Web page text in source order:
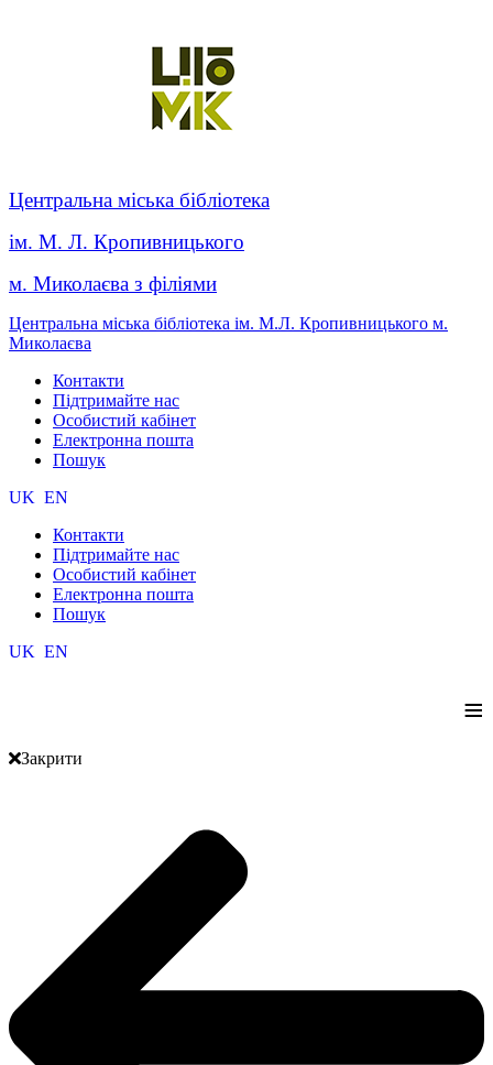
Центральна міська бібліотека
ім. М. Л. Кропивницького
м. Миколаєва з філіями
Центральна міська бібліотека ім. М.Л. Кропивницького м.
Миколаєва
Контакти
Підтримайте нас
Особистий кабінет
Електронна пошта
Пошук
UK EN
Контакти
Підтримайте нас
Особистий кабінет
Електронна пошта
Пошук
UK EN
≡
Закрити